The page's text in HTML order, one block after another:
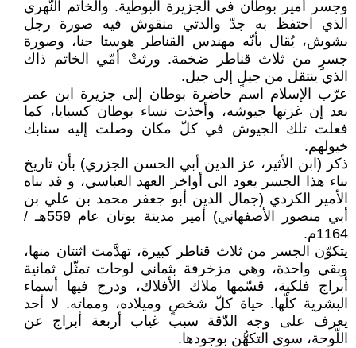
وجسر أمير بوطان في الجزيرة البوطية. والخاتم النّهري
الذي احتفظ به جدّ والدتي منقوش فيه صورة رجل
بشوش، يُقال بأنّه مهندس القناطر هوستا حنا، وصورة
جسرٍ من ثلاث قناطر ضخمة. ورثتْ أمّي الخاتم ذاك
الذي ينتقل من جيلٍ إلى جيل.
عرّب الإسلام اسم حاضرة بوطان إلى جزيرة ابن عمر
بعد إن غزتها جيوشه، وأخذت نساء بوطان كسبايا، كما
فعلت تلك الجيوش في كلّ مكان وصلت إليه سنابك
خيولهم.
ذكر (ابن الأثير، عز الدين أبي الحسن الجزري) بأن تاريخ
بناء هذا الجسر يعود الی أواخر العهد العباسي، و قد بناه
الأمير الكردي (جمال الدين أبو جعفر محمد بن علي بن
أبي منصور الأصفهاني) أمير مدينة بوتان عام 559هـ /
1164م.
يتكوّن الجسر من ثلاث قناطر كبيرة، تهدَّمت اثنتان منها،
وبقي واحدة، وهي مزخرفة بثماني لوحات تمثّل ثمانية
أبراج فلكية، قسّمها ملاك الأفلاك، ودرج فيها أسماء
البشرية كلّها. حياة كلّ شخصٍ وميلاده، ومماته. لا أحد
يعرف على وجه الدّقة سبب غياب أربعة أبراج عن
اللّوحة، سوى التكهُّن بوجودها.